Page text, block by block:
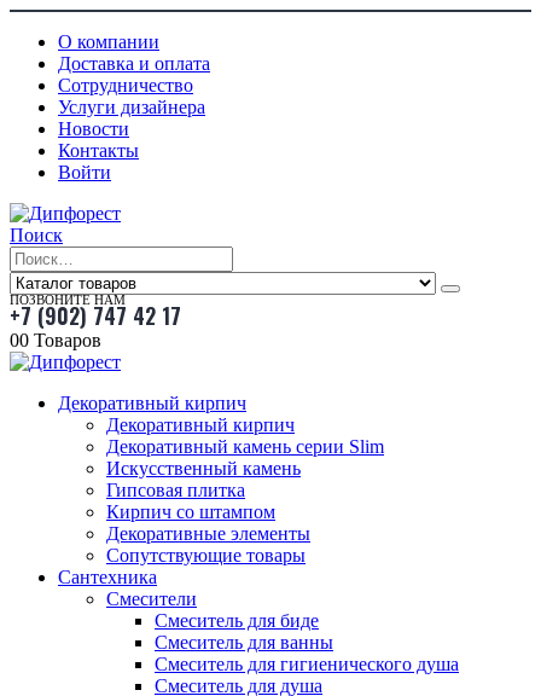
О компании
Доставка и оплата
Сотрудничество
Услуги дизайнера
Новости
Контакты
Войти
Поиск
ПОЗВОНИТЕ НАМ
+7 (902) 747 42 17
00 Товаров
Декоративный кирпич
Декоративный кирпич
Декоративный камень серии Slim
Искусственный камень
Гипсовая плитка
Кирпич со штампом
Декоративные элементы
Сопутствующие товары
Сантехника
Смесители
Смеситель для биде
Смеситель для ванны
Смеситель для гигиенического душа
Смеситель для душа